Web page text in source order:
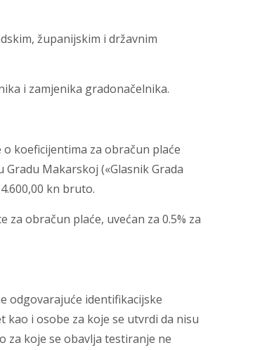
županijskim i državnim
i zamjenika gradonačelnika.
koeficijentima za obračun plaće
Makarskoj («Glasnik Grada
kn bruto.
obračun plaće, uvećan za 0.5% za
odgovarajuće identifikacijske
i osobe za koje se utvrdi da nisu
za koje se obavlja testiranje ne